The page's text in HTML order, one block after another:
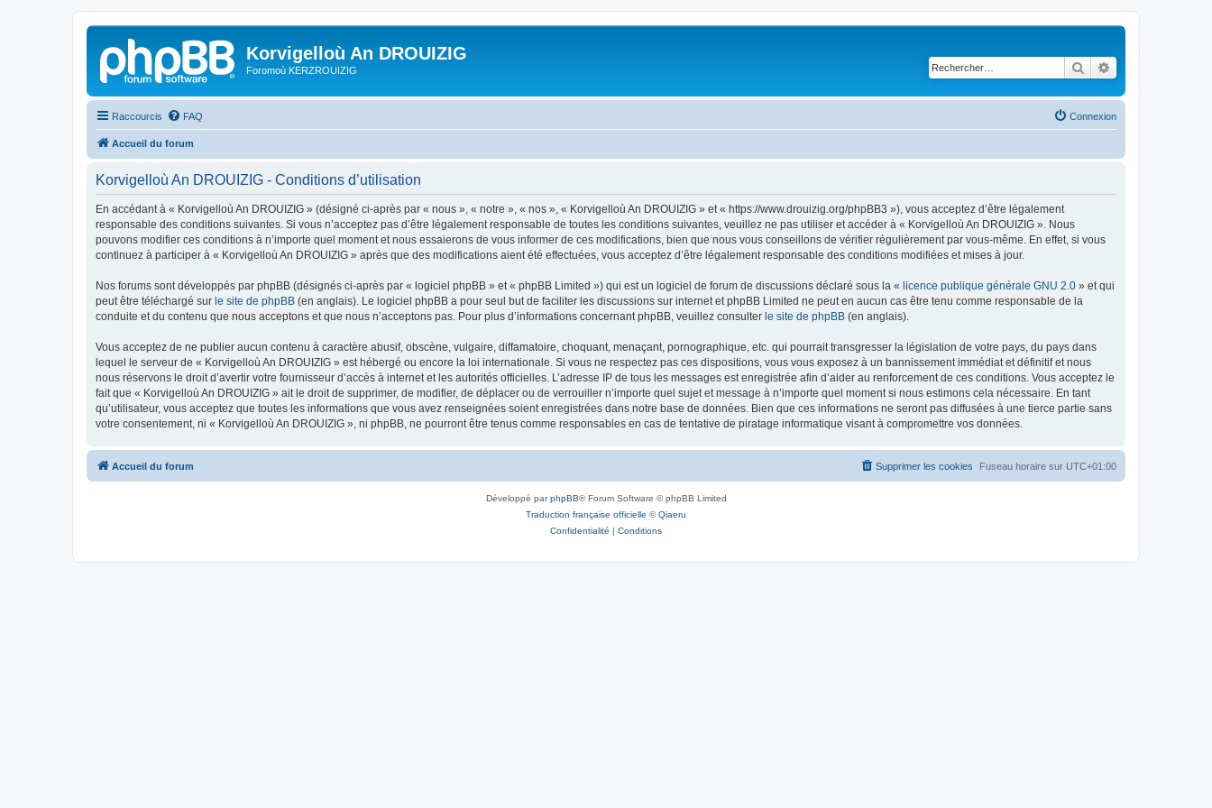
Korvigelloù An DROUIZIG
Foromoù KERZROUIZIG Rechercher
Raccourcis FAQ Connexion
Accueil du forum
Korvigelloù An DROUIZIG - Conditions d’utilisation
En accédant à « Korvigelloù An DROUIZIG » (désigné ci-après par « nous », « notre », « nos », « Korvigelloù An DROUIZIG » et « https://www.drouizig.org/phpBB3 »), vous acceptez d’être légalement
responsable des conditions suivantes. Si vous n’acceptez pas d’être légalement responsable de toutes les conditions suivantes, veuillez ne pas utiliser et accéder à « Korvigelloù An DROUIZIG ». Nous
pouvons modifier ces conditions à n’importe quel moment et nous essaierons de vous informer de ces modifications, bien que nous vous conseillons de vérifier régulièrement par vous-même. En effet, si vous
continuez à participer à « Korvigelloù An DROUIZIG » après que des modifications aient été effectuées, vous acceptez d’être légalement responsable des conditions modifiées et mises à jour.
Nos forums sont développés par phpBB (désignés ci-après par « logiciel phpBB » et « phpBB Limited ») qui est un logiciel de forum de discussions déclaré sous la « licence publique générale GNU 2.0 » et qui
peut être téléchargé sur le site de phpBB (en anglais). Le logiciel phpBB a pour seul but de faciliter les discussions sur internet et phpBB Limited ne peut en aucun cas être tenu comme responsable de la
conduite et du contenu que nous acceptons et que nous n’acceptons pas. Pour plus d’informations concernant phpBB, veuillez consulter le site de phpBB (en anglais).
Vous acceptez de ne publier aucun contenu à caractère abusif, obscène, vulgaire, diffamatoire, choquant, menaçant, pornographique, etc. qui pourrait transgresser la législation de votre pays, du pays dans
lequel le serveur de « Korvigelloù An DROUIZIG » est hébergé ou encore la loi internationale. Si vous ne respectez pas ces dispositions, vous vous exposez à un bannissement immédiat et définitif et nous
nous réservons le droit d’avertir votre fournisseur d’accès à internet et les autorités officielles. L’adresse IP de tous les messages est enregistrée afin d’aider au renforcement de ces conditions. Vous acceptez le
fait que « Korvigelloù An DROUIZIG » ait le droit de supprimer, de modifier, de déplacer ou de verrouiller n’importe quel sujet et message à n’importe quel moment si nous estimons cela nécessaire. En tant
qu’utilisateur, vous acceptez que toutes les informations que vous avez renseignées soient enregistrées dans notre base de données. Bien que ces informations ne seront pas diffusées à une tierce partie sans
votre consentement, ni « Korvigelloù An DROUIZIG », ni phpBB, ne pourront être tenus comme responsables en cas de tentative de piratage informatique visant à compromettre vos données.
Accueil du forum Fuseau horaire sur UTC+01:00
Supprimer les cookies
Développé parphpBB® Forum Software © phpBB Limited
Traduction française officielle ©Qiaeru
Confidentialité | Conditions